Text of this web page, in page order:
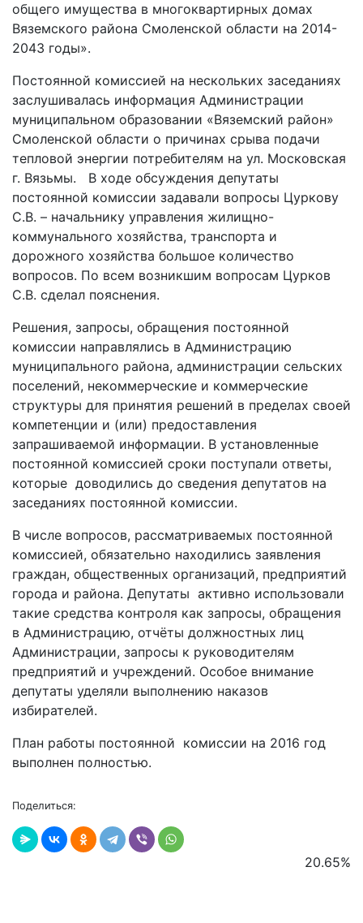
общего имущества в многоквартирных домах
Вяземского района Смоленской области на 2014-
2043 годы».
Постоянной комиссией на нескольких заседаниях
заслушивалась информация Администрации
муниципальном образовании «Вяземский район»
Смоленской области о причинах срыва подачи
тепловой энергии потребителям на ул. Московская
г. Вязьмы. В ходе обсуждения депутаты
постоянной комиссии задавали вопросы Цуркову
С.В. – начальнику управления жилищно-
коммунального хозяйства, транспорта и
дорожного хозяйства большое количество
вопросов. По всем возникшим вопросам Цурков
С.В. сделал пояснения.
Решения, запросы, обращения постоянной
комиссии направлялись в Администрацию
муниципального района, администрации сельских
поселений, некоммерческие и коммерческие
структуры для принятия решений в пределах своей
компетенции и (или) предоставления
запрашиваемой информации. В установленные
постоянной комиссией сроки поступали ответы,
которые доводились до сведения депутатов на
заседаниях постоянной комиссии.
В числе вопросов, рассматриваемых постоянной
комиссией, обязательно находились заявления
граждан, общественных организаций, предприятий
города и района. Депутаты активно использовали
такие средства контроля как запросы, обращения
в Администрацию, отчёты должностных лиц
Администрации, запросы к руководителям
предприятий и учреждений. Особое внимание
депутаты уделяли выполнению наказов
избирателей.
План работы постоянной комиссии на 2016 год
выполнен полностью.
Поделиться:
20.65%